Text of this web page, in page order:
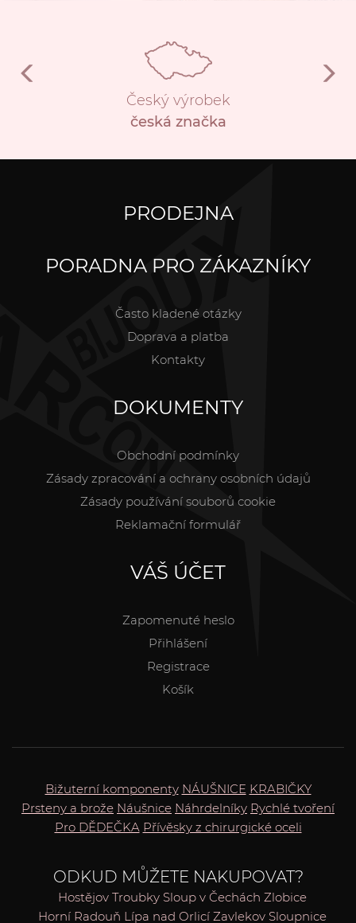
Český výrobek
česká značka
PRODEJNA
PORADNA PRO ZÁKAZNÍKY
Často kladené otázky
Doprava a platba
Kontakty
DOKUMENTY
Obchodní podmínky
Zásady zpracování a ochrany osobních údajů
Zásady používání souborů cookie
Reklamační formulář
VÁŠ ÚČET
Zapomenuté heslo
Přihlášení
Registrace
Košík
Bižuterní komponenty NÁUŠNICE KRABIČKY
Prsteny a brože Náušnice Náhrdelníky Rychlé tvoření
Pro DĚDEČKA Přívěsky z chirurgické oceli
ODKUD MŮŽETE NAKUPOVAT?
Hostějov Troubky Sloup v Čechách Zlobice
Horní Radouň Lípa nad Orlicí Zavlekov Sloupnice